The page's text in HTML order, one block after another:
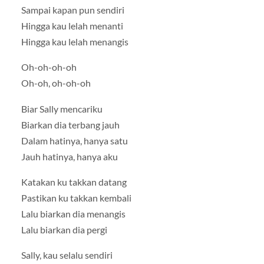
Sampai kapan pun sendiri
Hingga kau lelah menanti
Hingga kau lelah menangis
Oh-oh-oh-oh
Oh-oh, oh-oh-oh
Biar Sally mencariku
Biarkan dia terbang jauh
Dalam hatinya, hanya satu
Jauh hatinya, hanya aku
Katakan ku takkan datang
Pastikan ku takkan kembali
Lalu biarkan dia menangis
Lalu biarkan dia pergi
Sally, kau selalu sendiri